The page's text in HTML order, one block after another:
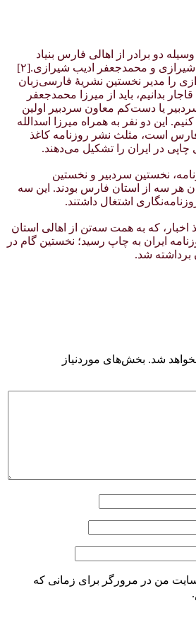
دو برادر از اهالی فارس بنیاد
گرفت، میرزا محمدصالح شیرازی و محمدجعفر ادیب شیرازی.[۲]
را مدیر نخستین نشریهٔ فارسی‌زبان
بدانیم، باید از میرزا محمدجعفر
یا دست‌کم معاون سردبیر اولین
این دو نفر به همراه میرزا اسدالله
است، مثلث نشر روزنامه کاغذ
چاپی در ایران را تشکیل می‌دهند.
نخستین سردبیر و نخستین
هر سه از استان فارس بودند. این سه
اخبار، که به همت سه‌تن از اهالی استان
ایران به چاپ رسید؛ نخستین گام در
برداشته شد.
شد. بخش‌های موردنیاز
من در مرورگر برای زمانی که